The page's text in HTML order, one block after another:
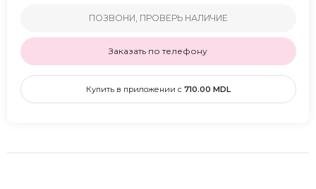
ПОЗВОНИ, ПРОВЕРЬ НАЛИЧИЕ
Заказать по телефону
Купить в приложении с 710.00 MDL